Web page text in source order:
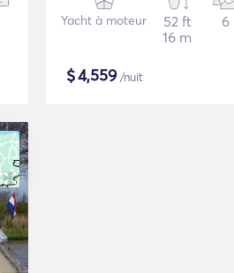
Yacht à moteur
52 ft
16 m
6
$4,559/nuit